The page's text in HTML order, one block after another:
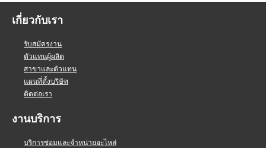
เกี่ยวกับเรา
รับสมัครงาน
ตัวแทนผู้ผลิต
สาขาและตัวแทน
แผนที่ตั้งบริษัท
ติดต่อเรา
งานบริการ
บริการซ่อมและจำหน่ายอะไหล่